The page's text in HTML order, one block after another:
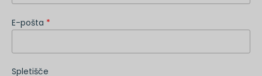
E-pošta *
Spletišče